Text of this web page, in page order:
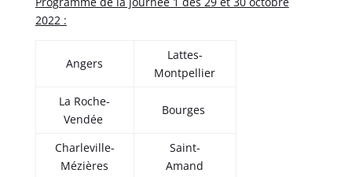
2022 :
Angers
Lattes-
Montpellier
La Roche-
Vendée
Bourges
Charleville-
Mézières
Saint-
Amand